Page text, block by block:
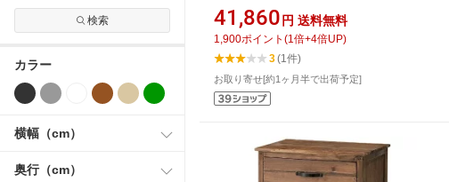
検索
カラー
横幅（cm）
奥行（cm）
ードワイド ティンバー ※〜65V型対応
（W150×D40×H45cm） PM-306 ブラ
ウン
41,860 円 送料無料
1,900ポイント (1 倍+4倍UP)
3(1件)
お取り寄せ[約1ヶ月半で出荷予定]